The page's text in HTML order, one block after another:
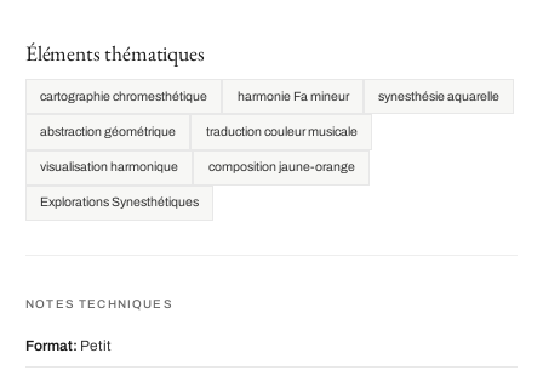
Éléments thématiques
cartographie chromesthétique harmonie Fa mineur synesthésie aquarelle
abstraction géométrique traduction couleur musicale
visualisation harmonique composition jaune-orange
Explorations Synesthétiques
NOTES TECHNIQUES
Format: Petit